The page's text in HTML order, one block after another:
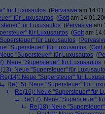
für Luxusautos (Pervasive am
für Luxusautos (Gott am
für Luxusautos (Pervasive am
für Luxusautos (Gott am
für Luxusautos (
"Supersteuer" für Luxusautos (Gott
"Supersteuer" für Luxusautos (
Neue "Supersteuer" für Luxusautos
Neue "Supersteuer" für
Re(14): Neue "Supersteuer" für
Re(15): Neue "Supersteuer" für
Re(16): Neue "Supersteuer" für
Re(17): Neue "Supersteuer"
Re(18): Neue